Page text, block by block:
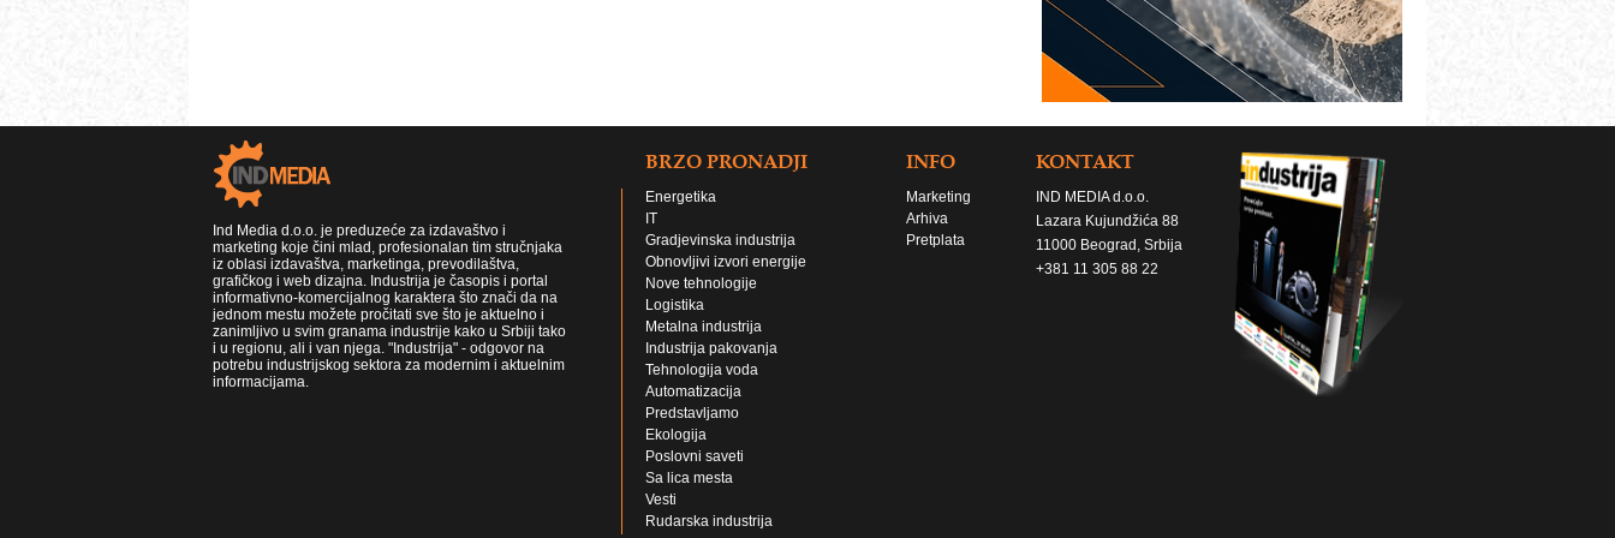
Ind Media d.o.o. je preduzeće za izdavaštvo i
marketing koje čini mlad, profesionalan tim stručnjaka
iz oblasi izdavaštva, marketinga, prevodilaštva,
grafičkog i web dizajna. Industrija je časopis i portal
informativno-komercijalnog karaktera što znači da na
jednom mestu možete pročitati sve što je aktuelno i
zanimljivo u svim granama industrije kako u Srbiji tako
i u regionu, ali i van njega. "Industrija" - odgovor na
potrebu industrijskog sektora za modernim i aktuelnim
informacijama.
BRZO PRONADJI
Energetika
IT
Gradjevinska industrija
Obnovljivi izvori energije
Nove tehnologije
Logistika
Metalna industrija
Industrija pakovanja
Tehnologija voda
Automatizacija
Predstavljamo
Ekologija
Poslovni saveti
Sa lica mesta
Vesti
Rudarska industrija
INFO
Marketing
Arhiva
Pretplata
KONTAKT
IND MEDIA d.o.o.
Lazara Kujundžića 88
11000 Beograd, Srbija
+381 11 305 88 22